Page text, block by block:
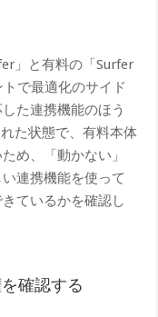
」と有料の「Surfer
で最適化のサイド
た連携機能のほう
た状態で、有料本体
め、「動かない」
連携機能を使って
ているかを確認し
確認する